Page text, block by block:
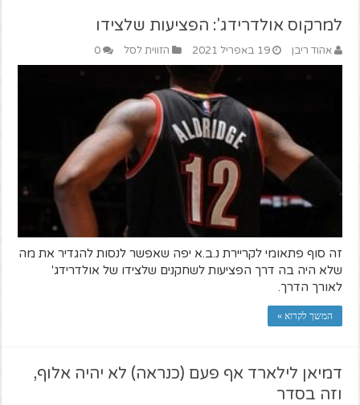
למרקוס אולדרידג': הפציעות שלצידו
אהוד ריבן 19 באפריל 2021 הזווית לסל 0
זה סוף פתאומי לקריירת נ.ב.א יפה שאפשר לנסות להגדיר את מה
שלא היה בה דרך הפציעות לשחקנים שלצידו של אולדרידג'
לאורך הדרך.
המשך לקרוא »
דמיאן לילארד אף פעם (כנראה) לא יהיה אלוף,
וזה בסדר